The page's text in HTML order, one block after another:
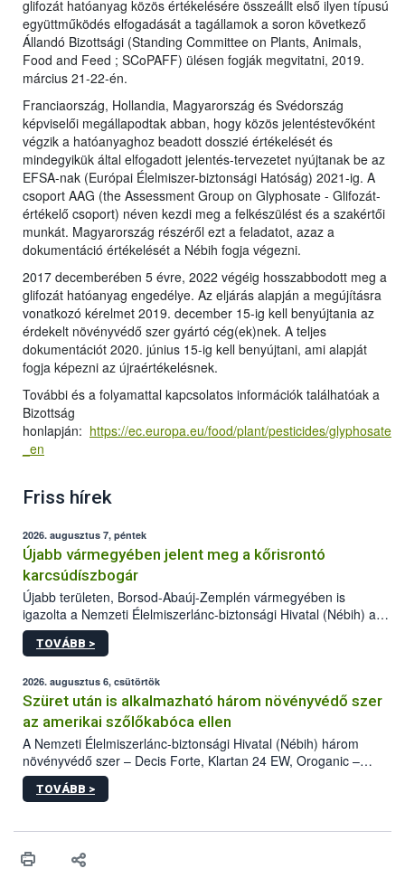
glifozát hatóanyag közös értékelésére összeállt első ilyen típusú
együttműködés elfogadását a tagállamok a soron következő
Állandó Bizottsági (Standing Committee on Plants, Animals,
Food and Feed ; SCoPAFF) ülésen fogják megvitatni, 2019.
március 21-22-én.
Franciaország, Hollandia, Magyarország és Svédország
képviselői megállapodtak abban, hogy közös jelentéstevőként
végzik a hatóanyaghoz beadott dosszié értékelését és
mindegyikük által elfogadott jelentés-tervezetet nyújtanak be az
EFSA-nak (Európai Élelmiszer-biztonsági Hatóság) 2021-ig. A
csoport AAG (the Assessment Group on Glyphosate - Glifozát-
értékelő csoport) néven kezdi meg a felkészülést és a szakértői
munkát. Magyarország részéről ezt a feladatot, azaz a
dokumentáció értékelését a Nébih fogja végezni.
2017 decemberében 5 évre, 2022 végéig hosszabbodott meg a
glifozát hatóanyag engedélye. Az eljárás alapján a megújításra
vonatkozó kérelmet 2019. december 15-ig kell benyújtania az
érdekelt növényvédő szer gyártó cég(ek)nek. A teljes
dokumentációt 2020. június 15-ig kell benyújtani, ami alapját
fogja képezni az újraértékelésnek.
További és a folyamattal kapcsolatos információk találhatóak a
Bizottság
honlapján: https://ec.europa.eu/food/plant/pesticides/glyphosate
_en
Friss hírek
2026. augusztus 7, péntek
Újabb vármegyében jelent meg a kőrisrontó
karcsúdíszbogár
Újabb területen, Borsod-Abaúj-Zemplén vármegyében is
igazolta a Nemzeti Élelmiszerlánc-biztonsági Hivatal (Nébih) a
kőrisrontó karcsúdíszbogár (Agrilus planipennis) jelenlétét. A
kártevőt nem csak színcsapdában találták meg, de már fertőzött
az intenzív felderítést, emellett az intézkedéseket a szlovák
hatósággal is összehangolják a terjedés megállítása érdekében.
TOVÁBB >
2026. augusztus 6, csütörtök
Szüret után is alkalmazható három növényvédő szer
az amerikai szőlőkabóca ellen
A Nemzeti Élelmiszerlánc-biztonsági Hivatal (Nébih) három
növényvédő szer – Decis Forte, Klartan 24 EW, Oroganic –
engedélyokiratát módosította, így azok a szüretet követően,
egészen a vesszőérettség (BBCH 91) stádiumáig
érésű szőlőkben is legyen lehetőség a károsító elleni további
felhasználók számára is elérhető és ökológiai termesztésben is
TOVÁBB >